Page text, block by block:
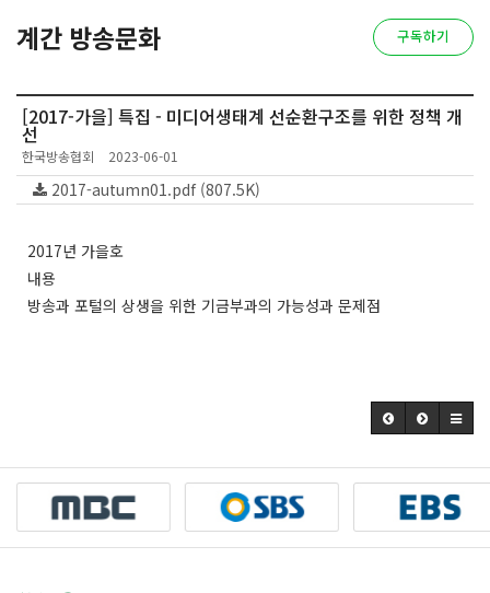
계간 방송문화 구독하기
[2017-가을] 특집 - 미디어생태계 선순환구조를 위한 정책 개
선
한국방송협회 2023-06-01
2017-autumn01.pdf (807.5K)
2017년 가을호
내용
방송과 포털의 상생을 위한 기금부과의 가능성과 문제점